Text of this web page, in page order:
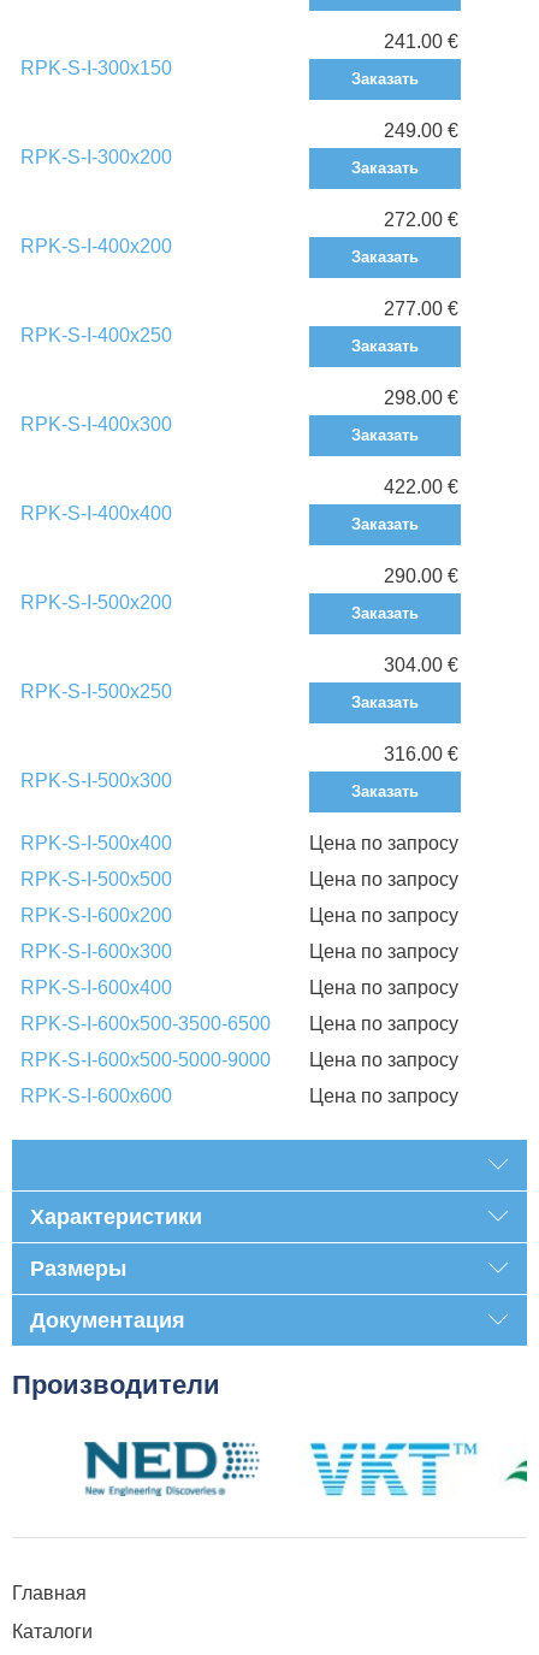
RPK-S-I-300x150
241.00 €
Заказать
RPK-S-I-300x200
249.00 €
Заказать
RPK-S-I-400x200
272.00 €
Заказать
RPK-S-I-400x250
277.00 €
Заказать
RPK-S-I-400x300
298.00 €
Заказать
RPK-S-I-400x400
422.00 €
Заказать
RPK-S-I-500x200
290.00 €
Заказать
RPK-S-I-500x250
304.00 €
Заказать
RPK-S-I-500x300
316.00 €
Заказать
RPK-S-I-500x400
Цена по запросу
RPK-S-I-500x500
Цена по запросу
RPK-S-I-600x200
Цена по запросу
RPK-S-I-600x300
Цена по запросу
RPK-S-I-600x400
Цена по запросу
RPK-S-I-600x500-3500-6500
Цена по запросу
RPK-S-I-600x500-5000-9000
Цена по запросу
RPK-S-I-600x600
Цена по запросу
Характеристики
Размеры
Документация
Производители
Главная
Каталоги